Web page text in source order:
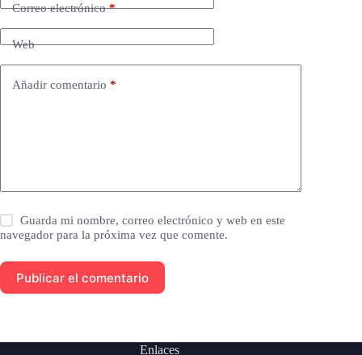
Correo electrónico*
Web
Añadir comentario *
Guarda mi nombre, correo electrónico y web en este
navegador para la próxima vez que comente.
Publicar el comentario
Enlaces